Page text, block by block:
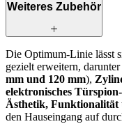
Weiteres Zubehör
Die Optimum-Linie lässt
gezielt erweitern, darunter
mm und 120 mm),
elektronisches
Ästhetik, Funktionalität
den Hauseingang auf